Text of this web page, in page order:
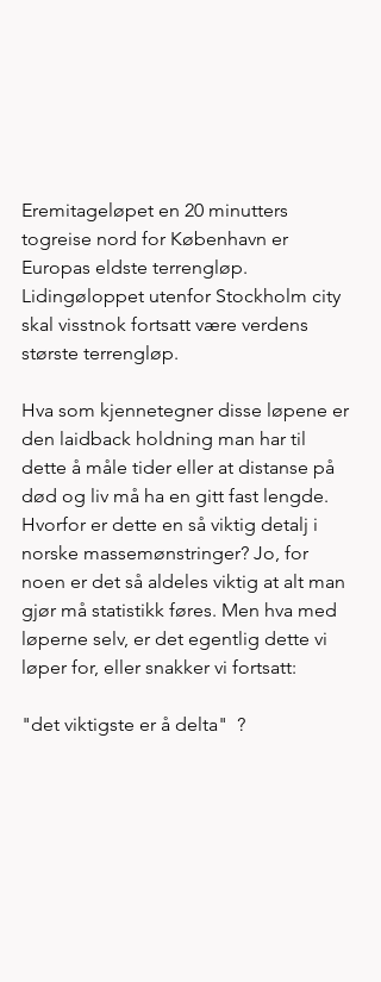
Eremitageløpet en 20 minutters
togreise nord for København er
Europas eldste terrengløp.
Lidingøloppet utenfor Stockholm city
skal visstnok fortsatt være verdens
største terrengløp.
Hva som kjennetegner disse løpene er
den laidback holdning man har til
dette å måle tider eller at distanse på
død og liv må ha en gitt fast lengde.
Hvorfor er dette en så viktig detalj i
norske massemønstringer? Jo, for
noen er det så aldeles viktig at alt man
gjør må statistikk føres. Men hva med
løperne selv, er det egentlig dette vi
løper for, eller snakker vi fortsatt:
"det viktigste er å delta"  ?